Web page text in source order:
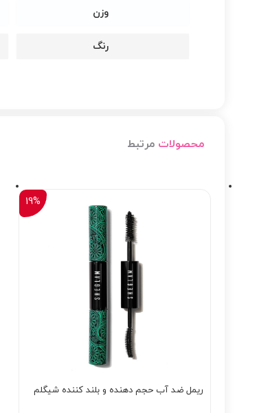
وزن
رنگ
محصولات مرتبط
19%
ریمل ضد آب حجم دهنده و بلند کننده شیگلم